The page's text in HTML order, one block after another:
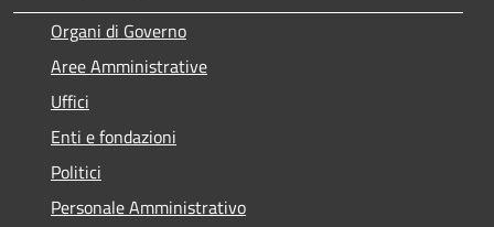
Organi di Governo
Aree Amministrative
Uffici
Enti e fondazioni
Politici
Personale Amministrativo